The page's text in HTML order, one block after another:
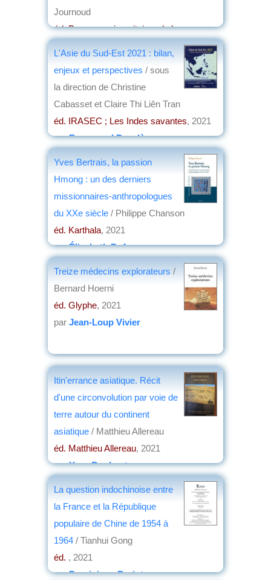
Journoud
éd. Presses universitaires de la
L'Asie du Sud-Est 2021 : bilan,
enjeux et perspectives / sous
la direction de Christine
Cabasset et Claire Thi Liên Tran
éd. IRASEC ; Les Indes savantes, 2021
parEmmanuel Desclèves
Yves Bertrais, la passion
Hmong : un des derniers
missionnaires-anthropologues
du XXe siècle / Philippe Chanson
éd. Karthala, 2021
parÉlisabeth Dufourcq
Treize médecins explorateurs /
Bernard Hoerni
éd. Glyphe, 2021
par Jean-Loup Vivier
Itin'errance asiatique. Récit
d'une circonvolution par voie de
terre autour du continent
asiatique / Matthieu Allereau
éd. Matthieu Allereau, 2021
parYves Boulvert
La question indochinoise entre
la France et la République
populaire de Chine de 1954 à
1964 / Tianhui Gong
éd. , 2021
parDominique Barjot